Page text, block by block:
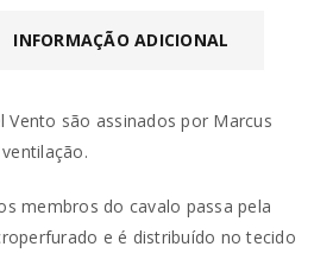
INFORMAÇÃO ADICIONAL
Vento são assinados por Marcus
membros do cavalo passa pela
e é distribuído no tecido